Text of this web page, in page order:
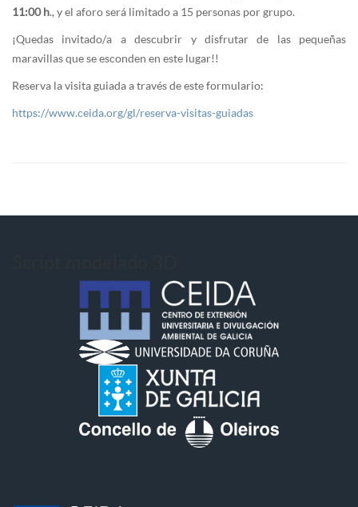
11:00 h., y el aforo será limitado a 15 personas por grupo.
¡Quedas invitado/a a descubrir y disfrutar de las pequeñas
maravillas que se esconden en este lugar!!
Reserva la visita guiada a través de este formulario:
https://www.ceida.org/gl/reserva-visitas-guiadas